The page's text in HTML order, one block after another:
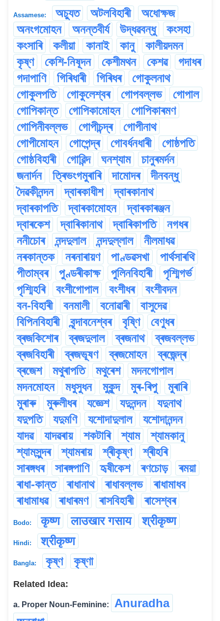
Assamese: অচ্যুত অটলবিহাৰী
অধোক্ষজ
অনংগমোহন
অনন্তবীৰ্য উদ্ধৱবন্ধু
কংসহা
কংসাৰি
কলীয়া কানাই কানু
কালীয়দমন
কৃষ্ণ
কেশি-নিষূদন কেশীমথন কেশৱ
গদাধৰ
গদাপাণি
গিৰিধাৰী গিৰিধৰ
গোকুলনাথ
গোকুলপতি
গোকুলেশ্বৰ গোপবল্লভ
গোপাল
গোপিকান্ত
গোপিকামোহন
গোপিকাৰমণ
গোপিনীবল্লভ
গোপীচন্দ্ৰ
গোপীনাথ
গোপীমোহন
গোপেন্দ্ৰ গোবৰ্ধনধাৰী
গোষ্ঠপতি
গোষ্ঠবিহাৰী
গোৱিন্দ ঘনশ্যাম
চানুৰমৰ্দন
জনাৰ্দন
ত্ৰিভংগমুৰাৰি দামোদৰ
দীনবন্ধু
দৈৱকীনন্দন
দ্বাৰকাধীশ
দ্বাৰকানাথ
দ্বাৰকাপতি
দ্বাৰকামোহন
দ্বাৰকাৰঞ্জন
দ্বাৰকেশ
দ্বাৰিকানাথ দ্বাৰিকাপতি
নগধৰ
ননীচোৰ
নন্দদুলাল নন্দদুল্লাল
নীলমাধৱ
নৰকান্তক
নৰনাৰায়ণ পাণ্ডৱসখা
পাৰ্থসাৰথি
পীতাম্বৰ
পুণ্ডৰীকাক্ষ পুলিনবিহাৰী
পৃশ্মিগৰ্ভ
পৃশ্মিহৰি
বংশীগোপাল বংশীধৰ
বংশীবদন
বন-বিহাৰী
বনমালী বনোৱাৰী
বাসুদেৱ
বিপিনবিহাৰী
বৃন্দাবনেশ্বৰ বৃষ্ণি
বেণুধৰ
ব্ৰজকিশোৰ
ব্ৰজদুলাল ব্ৰজনাথ
ব্ৰজবল্লভ
ব্ৰজবিহাৰী
ব্ৰজভূষণ ব্ৰজমোহন
ব্ৰজেন্দ্ৰ
ব্ৰজেশ
মথুৰাপতি মথুৰেশ
মদনগোপাল
মদনমোহন
মধুসুধন মুকুন্দ মুৰ-ৰিপু
মুৰাৰি
মুৰাৰু
মুৰুলীধৰ যজ্ঞেশ যদুনন্দন
যদুনাথ
যদুপতি
যদুমণি যশোদাদুলাল
যশোদানন্দন
যাদৱ
যাদৱৰায় শকটাৰি শ্যাম
শ্যামকানু
শ্যামসুন্দৰ
শ্যামৰায় শ্ৰীকৃষ্ণ
শ্ৰীহৰি
সাৰঙ্গধৰ
সাৰঙ্গপাণি হৃষীকেশ ৰণচোড়
ৰময়া
ৰাধা-কান্ত
ৰাধানাথ ৰাধাবল্লভ
ৰাধামাধব
ৰাধামাধৱ
ৰাধাৰমণ ৰাসবিহাৰী ৰাসেশ্বৰ
Bodo: कृष्ण लाउखार गसाय श्रीकृष्ण
Hindi: श्रीकृष्ण
Bangla: কৃষ্ণ কৃষ্ণা
Related Idea:
a. Proper Noun-Feminine:
Anuradha